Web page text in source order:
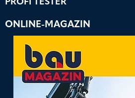
PROFI TESTER
ONLINE-MAGAZIN